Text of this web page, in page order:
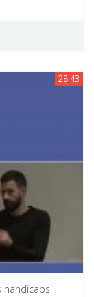
28:43
handicaps